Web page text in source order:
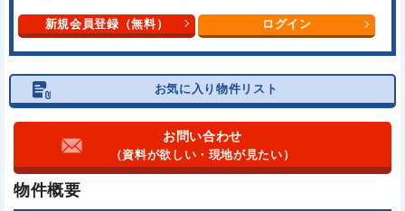
新規会員登録（無料） ログイン
お気に入り物件リスト
お問い合わせ
（資料が欲しい・現地が見たい）
物件概要